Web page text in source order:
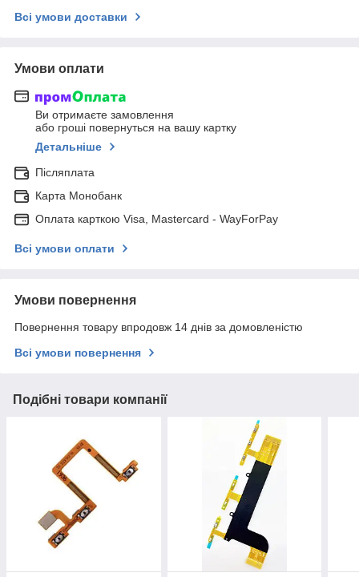
Всі умови доставки
Умови оплати
Ви отримаєте замовлення
або гроші повернуться на вашу картку
Детальніше
Післяплата
Карта Монобанк
Оплата карткою Visa, Mastercard - WayForPay
Всі умови оплати
Умови повернення
Повернення товару впродовж 14 днів за домовленістю
Всі умови повернення
Подібні товари компанії